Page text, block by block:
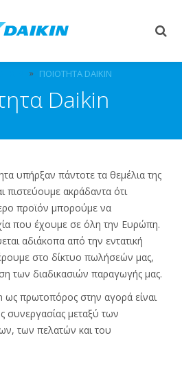
ΠΟΙΌΤΗΤΑ DAIKIN
Daikin
υπήρξαν πάντοτε τα θεμέλια της
πιστεύουμε ακράδαντα ότι
προϊόν μπορούμε να
που έχουμε σε όλη την Ευρώπη.
αδιάκοπα από την εντατική
στο δίκτυο πωλήσεών μας,
των διαδικασιών παραγωγής μας.
ως πρωτοπόρος στην αγορά είναι
συνεργασίας μεταξύ των
των πελατών και του